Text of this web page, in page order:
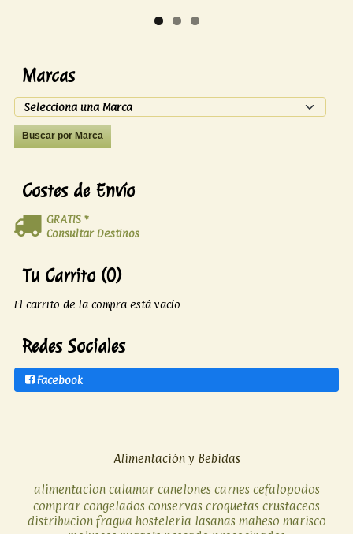
Marcas
Costes de Envío
GRATIS *
Consultar Destinos
Tu Carrito (0)
El carrito de la compra está vacío
Redes Sociales
Facebook
Alimentación y Bebidas
alimentacion calamar canelones carnes cefalopodos
comprar congelados conservas croquetas crustaceos
distribucion fragua hosteleria lasanas maheso marisco